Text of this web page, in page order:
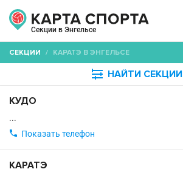
Секции в Энгельсе
СЕКЦИИ / КАРАТЭ В ЭНГЕЛЬСЕ
 НАЙТИ СЕКЦИИ
КУДО
...
 Показать телефон
КАРАТЭ